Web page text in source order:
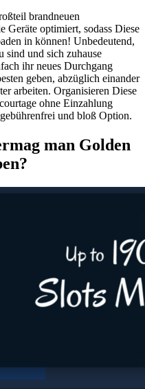
brandneuen
Geräte optimiert, sodass Diese
in können! Unbedeutend,
sind und sich zuhause
ihr neues Durchgang
geben, abzüglich einander
arbeiten. Organisieren Diese
ohne Einzahlung
und bloß Option.
man Golden